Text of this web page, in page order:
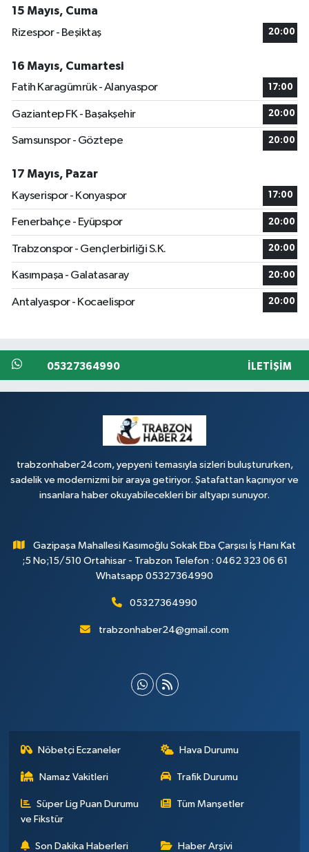
15 Mayıs, Cuma
Rizespor - Beşiktaş
20:00
16 Mayıs, Cumartesi
Fatih Karagümrük - Alanyaspor
17:00
Gaziantep FK - Başakşehir 20:00
Samsunspor - Göztepe 20:00
17 Mayıs, Pazar
Kayserispor - Konyaspor
17:00
Fenerbahçe - Eyüpspor 20:00
Trabzonspor - Gençlerbirliği S.K. 20:00
Kasımpaşa - Galatasaray 20:00
Antalyaspor - Kocaelispor 20:00
05327364990 İLETIŞIM
trabzonhaber24com, yepyeni temasıyla sizleri buluştururken,
sadelik ve modernizmi bir araya getiriyor. Şatafattan kaçınıyor ve
insanlara haber okuyabilecekleri bir altyapı sunuyor.
Gazipaşa Mahallesi Kasımoğlu Sokak Eba Çarşısı İş Hanı Kat
;5 No;15/510 Ortahisar - Trabzon Telefon : 0462 323 06 61
Whatsapp 05327364990
05327364990
trabzonhaber24@gmail.com
Nöbetçi Eczaneler Hava Durumu
Namaz Vakitleri Trafik Durumu
Süper Lig Puan Durumu
ve Fikstür
Tüm Manşetler
Son Dakika Haberleri Haber Arşivi